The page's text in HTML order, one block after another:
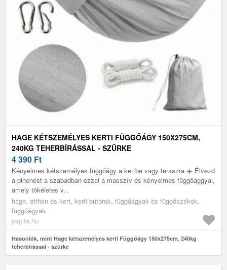
HAGE KÉTSZEMÉLYES KERTI FÜGGŐÁGY 150X275CM,
240KG TEHERBÍRÁSSAL - SZÜRKE
4 390 Ft
Kényelmes kétszemélyes függőágy a kertbe vagy teraszra ☀️ Élvezd
a pihenést a szabadban ezzel a masszív és kényelmes függőággyal,
amely tökéletes v...
hage, otthon és kert, kerti bútorok, függőágyak és függőszékek,
függőágyak
pepita.hu
Hasonlók, mint Hage kétszemélyes kerti Függőágy 150x275cm, 240kg
teherbírással - szürke